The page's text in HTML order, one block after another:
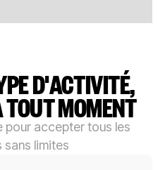
D'ACTIVITÉ,
MOMENT
pour accepter tous les
sans limites